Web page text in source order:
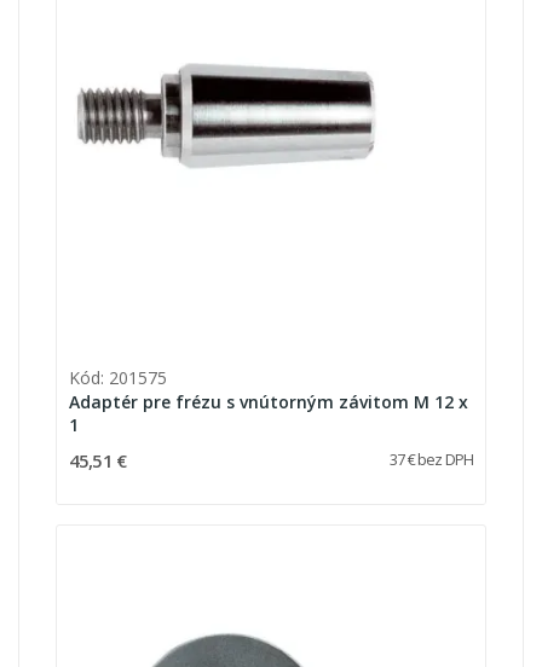
Kód: 201575
Adaptér pre frézu s vnútorným závitom M 12 x
1
45,51 € 37 € bez DPH